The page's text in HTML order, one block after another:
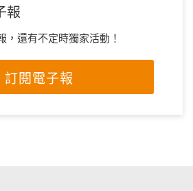
報
，還有不定時獨家活動！
訂閱電子報